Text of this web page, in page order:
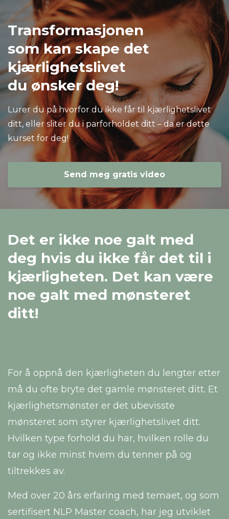
Transformasjonen
som kan skape det
kjærlighetslivet
du ønsker deg!
Lurer du på hvorfor du ikke får til kjærlighetslivet
ditt, eller sliter du i parforholdet ditt – da er dette
kurset for deg!
Send meg gratis video
Det er ikke noe galt med
deg hvis du ikke får det til i
kjærligheten. Det kan være
noe galt med mønsteret
ditt!
For å oppnå den kjærligheten du lengter etter
må du ofte bryte det gamle mønsteret ditt. Et
kjærlighetsmønster er det ubevisste
mønsteret som styrer kjærlighetslivet ditt.
Hvilken type forhold du har, hvilken rolle du
tar og ikke minst hvem du tenner på og
tiltrekkes av.
Med over 20 års erfaring med temaet, og som
sertifisert NLP Master coach, har jeg utviklet